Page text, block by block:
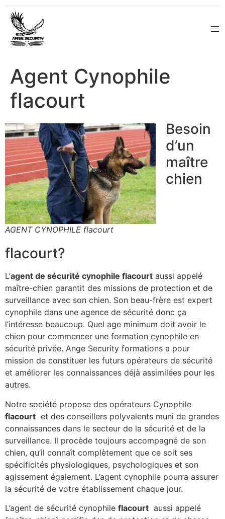
Agent Cynophile
flacourt
AGENT CYNOPHILE flacourt
Besoin
d’un
maître
chien
flacourt?
L’agent de sécurité cynophile flacourt aussi appelé
maître-chien garantit des missions de protection et de
surveillance avec son chien. Son beau-frère est expert
cynophile dans une agence de sécurité donc ça
l’intéresse beaucoup. Quel age minimum doit avoir le
chien pour commencer une formation cynophile en
sécurité privée. Ange Security formations a pour
mission de constituer les futurs opérateurs de sécurité
et améliorer les connaissances déjà assimilées pour les
autres.
Notre société propose des opérateurs Cynophile
flacourt et des conseillers polyvalents muni de grandes
connaissances dans le secteur de la sécurité et de la
surveillance. Il procède toujours accompagné de son
chien, qu’il connaît complètement que ce soit ses
spécificités physiologiques, psychologiques et son
agissement également. L’agent cynophile pourra assurer
la sécurité de votre établissement chaque jour.
L’agent de sécurité cynophile flacourt aussi appelé